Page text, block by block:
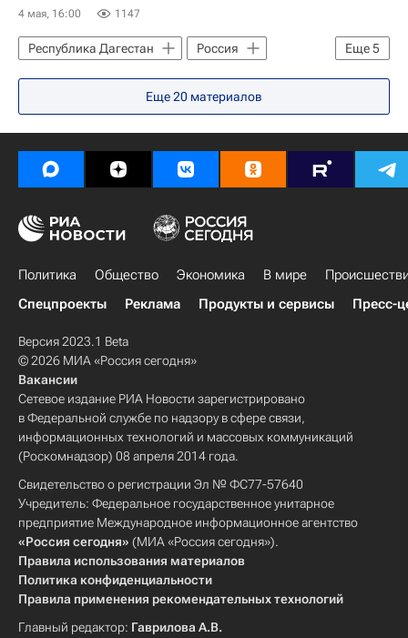
4 мая, 16:00 1147
Еще5
Республика Дагестан
Россия
Махачкала
Сергей Меликов
Федор Щукин
Политика
Еще20 материалов
Политика Общество Экономика В мире
Спецпроекты
Реклама Продукты и сервисы Пресс-
Версия 2023.1 Beta
© 2026 МИА «Россия сегодня»
Вакансии
Сетевое издание РИА Новости зарегистрировано
в Федеральной службе по надзору в сфере связи,
информационных технологий и массовых коммуникаций
(Роскомнадзор) 08 апреля 2014 года.
Свидетельство о регистрации Эл № ФС77-57640
Учредитель: Федеральное государственное унитарное
предприятие Международное информационное агентство
«Россия сегодня» (МИА «Россия сегодня»).
Правила использования материалов
Политика конфиденциальности
Правила применения рекомендательных технологий
Главный редактор: Гаврилова А.В.